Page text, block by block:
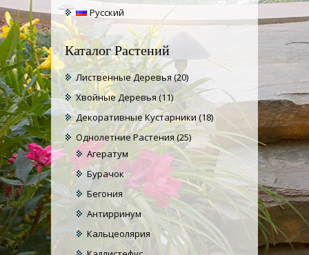
Русский
Каталог Растений
Лиственные Деревья (20)
Хвойные Деревья (11)
Декоративные Кустарники (18)
Однолетние Растения(25)
Агератум
Бурачок
Бегония
Антирринум
Кальцеолярия